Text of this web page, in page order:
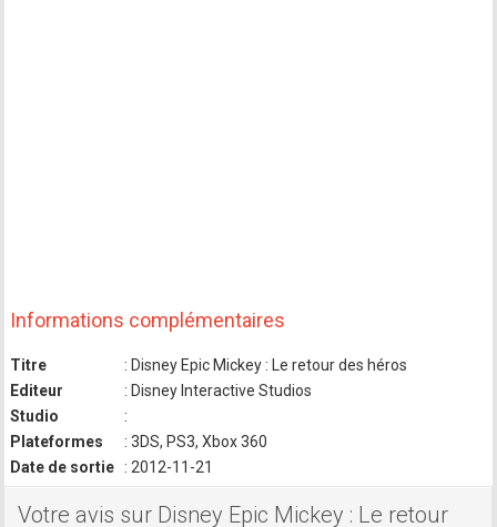
Informations complémentaires
Titre
: Disney Epic Mickey : Le retour des héros
Editeur
: Disney Interactive Studios
Studio
:
Plateformes
: 3DS, PS3, Xbox 360
Date de sortie
: 2012-11-21
Votre avis sur Disney Epic Mickey : Le retour